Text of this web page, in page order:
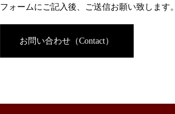
フォームにご記入後、ご送信お願い致します。
お問い合わせ（Contact）